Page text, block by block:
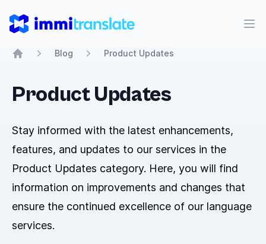
ImmiTranslate
Blog Product Updates
Product Updates
Stay informed with the latest enhancements,
features, and updates to our services in the
Product Updates category. Here, you will find
information on improvements and changes that
ensure the continued excellence of our language
services.